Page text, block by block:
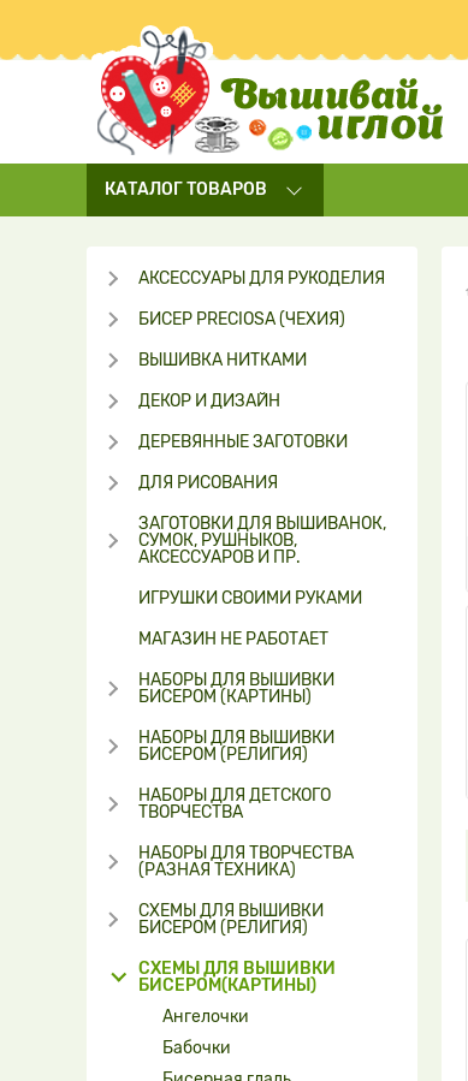
КАТАЛОГТОВАРОВ
АКСЕССУАРЫ ДЛЯ РУКОДЕЛИЯ
БИСЕР PRECIOSA (ЧЕХИЯ)
ВЫШИВКА НИТКАМИ
ДЕКОР И ДИЗАЙН
ДЕРЕВЯННЫЕ ЗАГОТОВКИ
ДЛЯ РИСОВАНИЯ
ЗАГОТОВКИ ДЛЯ ВЫШИВАНОК,
СУМОК, РУШНЫКОВ,
АКСЕССУАРОВ И ПР.
ИГРУШКИ СВОИМИ РУКАМИ
МАГАЗИН НЕ РАБОТАЕТ
НАБОРЫ ДЛЯ ВЫШИВКИ
БИСЕРОМ (КАРТИНЫ)
НАБОРЫ ДЛЯ ВЫШИВКИ
БИСЕРОМ (РЕЛИГИЯ)
НАБОРЫ ДЛЯ ДЕТСКОГО
ТВОРЧЕСТВА
НАБОРЫ ДЛЯ ТВОРЧЕСТВА
(РАЗНАЯ ТЕХНИКА)
СХЕМЫ ДЛЯ ВЫШИВКИ
БИСЕРОМ (РЕЛИГИЯ)
СХЕМЫ ДЛЯ ВЫШИВКИ
БИСЕРОМ(КАРТИНЫ)
Ангелочки
Бабочки